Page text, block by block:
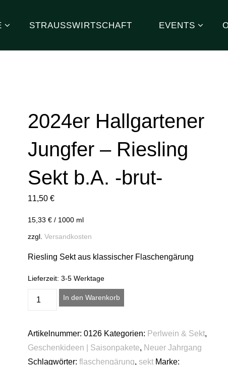
STRAUSSWIRTSCHAFT EVENTS
2024er Hallgartener
Jungfer – Riesling
Sekt b.A. -brut-
11,50€
15,33€ / 1000 ml
zzgl.Versandkosten
Riesling Sekt aus klassischer Flaschengärung
Lieferzeit:3-5 Werktage
2024er
Hallgartener
-
Riesling
In den Warenkorb
e
r
Artikelnummer:0126 Kategorien: Perlwein & Sekt,
Geschenkideen | Saisonpakete, Neuer Jahrgang
Schlagwörter:flaschengärung, sekt Marke: